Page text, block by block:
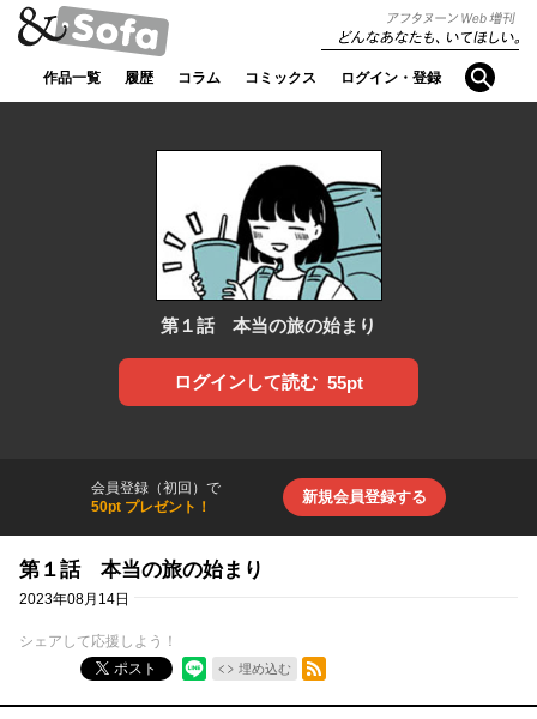
アフタヌ
ーンWeb
増刊【ア
どんなあなたも、
いてほしい。
作品一覧 履歴 コラム コミックス ログイン・登録 検索
第１話 本当の旅の始まり
ログインして読む 55pt
会員登録（初回）で
50pt プレゼント！
新規会員登録する
第１話 本当の旅の始まり
2023年08月14日
シェアして応援しよう！
ポスト
埋め込む
RSSフィード